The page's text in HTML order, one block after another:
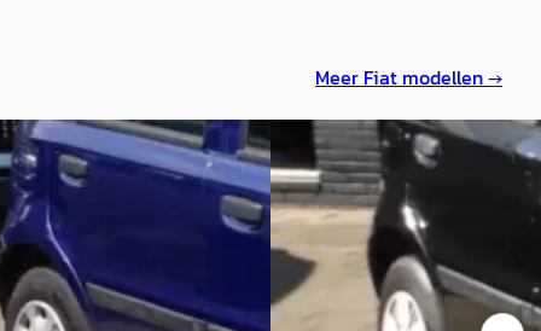
Meer Fiat modellen →
·2009
Cool
Fiat Panda· 2007
1.2 Edizione Cool
€ 1.750
Scherp geprijsd